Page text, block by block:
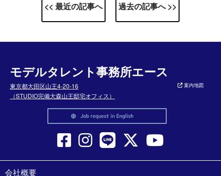
<< 最近の記事へ 過去の記事へ >>
モデルタレント事務所エース
東京都大田区山王4-20-16
（STUDIO完備大森山王邸宅オフィス）
案内地図
会社概要